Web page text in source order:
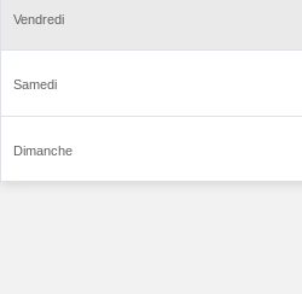
Vendredi
Samedi
Dimanche